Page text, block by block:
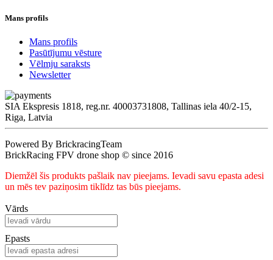
Mans profils
Mans profils
Pasūtījumu vēsture
Vēlmju saraksts
Newsletter
SIA Ekspresis 1818, reg.nr. 40003731808, Tallinas iela 40/2-15,
Riga, Latvia
Powered By BrickracingTeam
BrickRacing FPV drone shop © since 2016
Diemžēl šis produkts pašlaik nav pieejams. Ievadi savu epasta adesi
un mēs tev paziņosim tiklīdz tas būs pieejams.
Vārds
Epasts